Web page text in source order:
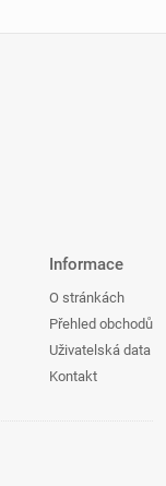
Informace
O stránkách
Přehled obchodů
Uživatelská data
Kontakt